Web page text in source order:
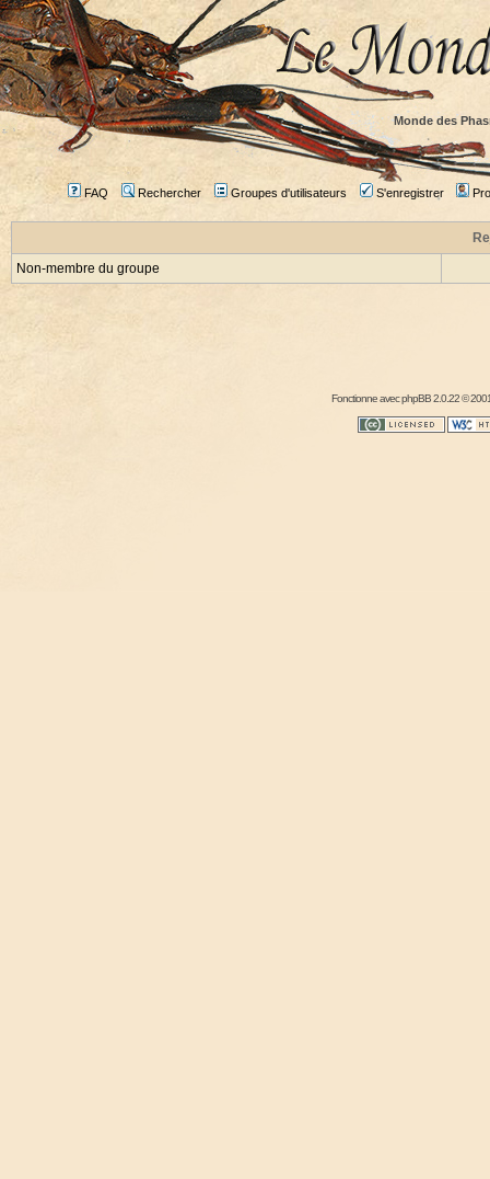
Monde des
FAQ Rechercher Groupes d'utilisateurs S'enregistrer
Non-membre du groupe
Fonctionne avecphpBB2.0.22 ©